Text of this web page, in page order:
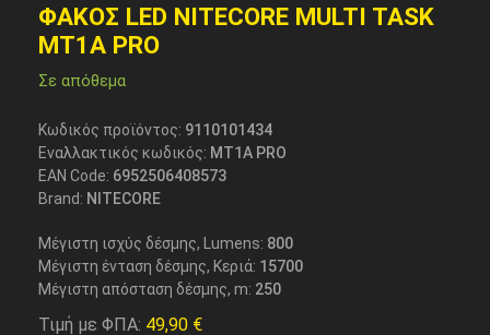
ΦΑΚΟΣ LED NITECORE MULTI TASK
MT1A PRO
Σε απόθεμα
Κωδικός προϊόντος: 9110101434
Εναλλακτικός κωδικός: MT1A PRO
EAN Code: 6952506408573
Brand: NITECORE
Μέγιστη ισχύς δέσμης, Lumens: 800
Μέγιστη ένταση δέσμης, Κεριά: 15700
Μέγιστη απόσταση δέσμης, m: 250
Τιμή με ΦΠΑ: 49,90 €